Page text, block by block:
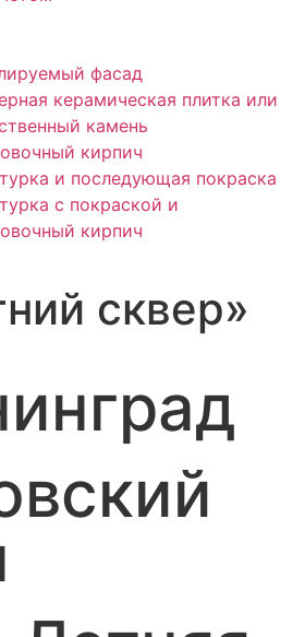
фасад
керамическая плитка или
камень
кирпич
и последующая покраска
с покраской и
кирпич
сквер»